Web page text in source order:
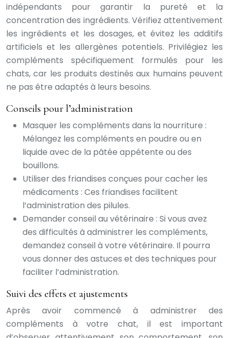
indépendants pour garantir la pureté et la
concentration des ingrédients. Vérifiez attentivement
les ingrédients et les dosages, et évitez les additifs
artificiels et les allergènes potentiels. Privilégiez les
compléments spécifiquement formulés pour les
chats, car les produits destinés aux humains peuvent
ne pas être adaptés à leurs besoins.
Conseils pour l’administration
Masquer les compléments dans la nourriture :
Mélangez les compléments en poudre ou en
liquide avec de la pâtée appétente ou des
bouillons.
Utiliser des friandises conçues pour cacher les
médicaments : Ces friandises facilitent
l’administration des pilules.
Demander conseil au vétérinaire : Si vous avez
des difficultés à administrer les compléments,
demandez conseil à votre vétérinaire. Il pourra
vous donner des astuces et des techniques pour
faciliter l’administration.
Suivi des effets et ajustements
Après avoir commencé à administrer des
compléments à votre chat, il est important